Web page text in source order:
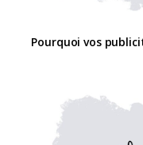
Pourquoi vos